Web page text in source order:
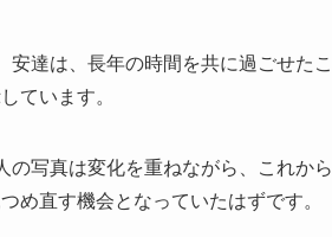
達は、長年の時間を共に過ごせたこ
ています。
写真は変化を重ねながら、これから
め直す機会となっていたはずです。